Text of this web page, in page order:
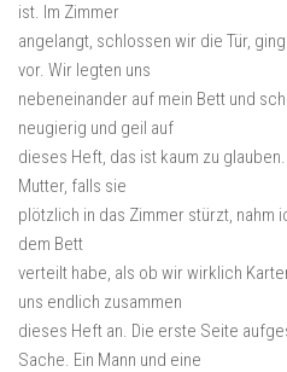
ist. Im Zimmer
angelangt, schlossen wir die Tür,
vor. Wir legten uns
nebeneinander auf mein Bett und
neugierig und geil auf
dieses Heft, das ist kaum zu
Mutter, falls sie
plötzlich in das Zimmer stürzt, nahm
dem Bett
verteilt habe, als ob wir wirklich
uns endlich zusammen
dieses Heft an. Die erste Seite
Sache. Ein Mann und eine